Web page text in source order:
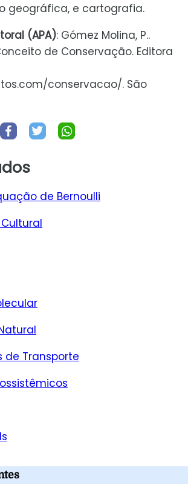
geográfica, e cartografia.
(APA): Gómez Molina, P..
de Conservação. Editora
conservacao/. São
de Bernoulli
de Transporte